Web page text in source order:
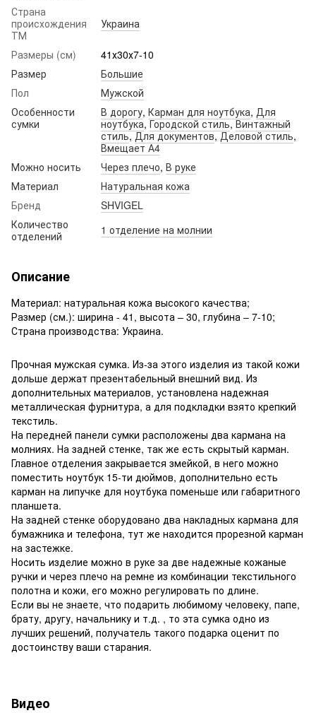
Страна
происхождения
ТМ
Украина
Размеры (см)
41х30х7-10
Размер
Большие
Пол
Мужской
Особенности
сумки
В дорогу, Карман для ноутбука, Для
ноутбука,Городской стиль,Винтажный
стиль,Для документов,Деловой стиль,
Вмещает А4
Можно носить
Через плечо, В руке
Материал
Натуральная кожа
Бренд
SHVIGEL
Количество
отделений
1 отделение на молнии
Описание
Материал: натуральная кожа высокого качества;
Размер (см.): ширина - 41, высота – 30, глубина – 7-10;
Страна производства: Украина.
Прочная мужская сумка. Из-за этого изделия из такой кожи
дольше держат презентабельный внешний вид. Из
дополнительных материалов, установлена надежная
металлическая фурнитура, а для подкладки взято крепкий
текстиль.
На передней панели сумки расположены два кармана на
молниях. На задней стенке, так же есть скрытый карман.
Главное отделения закрывается змейкой, в него можно
поместить ноутбук 15-ти дюймов, дополнительно есть
карман на липучке для ноутбука поменьше или габаритного
планшета.
На задней стенке оборудовано два накладных кармана для
бумажника и телефона, тут же находится прорезной карман
на застежке.
Носить изделие можно в руке за две надежные кожаные
ручки и через плечо на ремне из комбинации текстильного
полотна и кожи, его можно регулировать по длине.
Если вы не знаете, что подарить любимому человеку, папе,
брату, другу, начальнику и т.д. , то эта сумка одно из
лучших решений, получатель такого подарка оценит по
достоинству ваши старания.
Видео